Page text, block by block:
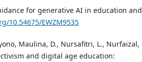
for generative AI in education and
10.54675/EWZM9535
Maulina, D., Nursafitri, L., Nurfaizal,
and digital age education: